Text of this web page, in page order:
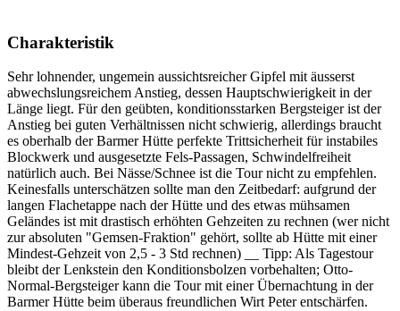
Charakteristik
Sehr lohnender, ungemein aussichtsreicher Gipfel mit äusserst
abwechslungsreichem Anstieg, dessen Hauptschwierigkeit in der
Länge liegt. Für den geübten, konditionsstarken Bergsteiger ist der
Anstieg bei guten Verhältnissen nicht schwierig, allerdings braucht
es oberhalb der Barmer Hütte perfekte Trittsicherheit für instabiles
Blockwerk und ausgesetzte Fels-Passagen, Schwindelfreiheit
natürlich auch. Bei Nässe/Schnee ist die Tour nicht zu empfehlen.
Keinesfalls unterschätzen sollte man den Zeitbedarf: aufgrund der
langen Flachetappe nach der Hütte und des etwas mühsamen
Geländes ist mit drastisch erhöhten Gehzeiten zu rechnen (wer nicht
zur absoluten "Gemsen-Fraktion" gehört, sollte ab Hütte mit einer
Mindest-Gehzeit von 2,5 - 3 Std rechnen) __ Tipp: Als Tagestour
bleibt der Lenkstein den Konditionsbolzen vorbehalten; Otto-
Normal-Bergsteiger kann die Tour mit einer Übernachtung in der
Barmer Hütte beim überaus freundlichen Wirt Peter entschärfen.